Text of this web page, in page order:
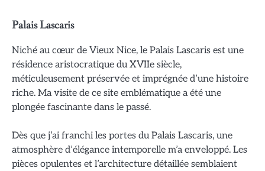
Palais Lascaris
Niché au cœur de Vieux Nice, le Palais Lascaris est une
résidence aristocratique du XVIIe siècle,
méticuleusement préservée et imprégnée d’une histoire
riche. Ma visite de ce site emblématique a été une
plongée fascinante dans le passé.
Dès que j’ai franchi les portes du Palais Lascaris, une
atmosphère d’élégance intemporelle m’a enveloppé. Les
pièces opulentes et l’architecture détaillée semblaient